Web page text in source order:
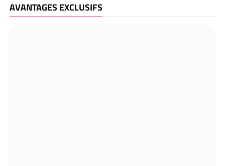
AVANTAGES EXCLUSIFS